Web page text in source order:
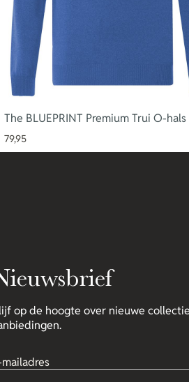
The BLUEPRINT Premium Trui O-hals
79,95
op de hoogte over nieuwe